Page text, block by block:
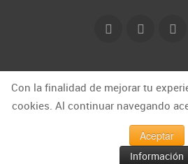
© Capakhine 2025 |
Con la finalidad de mejorar tu
cookies. Al continuar navegando
Aceptar
Información